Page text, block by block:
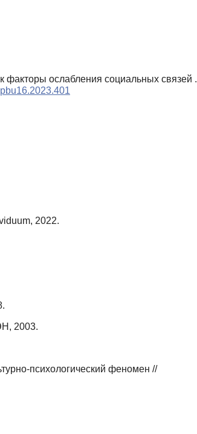
факторы ослабления социальных связей .
2022.
2003.
психологический феномен //